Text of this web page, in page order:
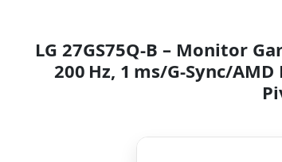
LG 27GS75Q-B – Monitor
200 Hz, 1 ms/G-Sync/